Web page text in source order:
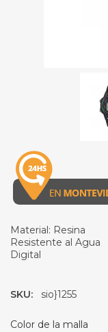
Material: Resina
Resistente al Agua
Digital
SKU: sio}1255
Color de la malla